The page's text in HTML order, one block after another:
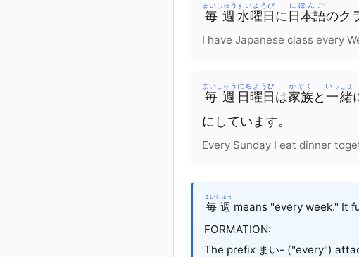
毎週
まいしゅう
水曜日
すいようび
に 日本語
にほんご
のク
I have Japanese class every
毎週
まいしゅう
日曜日
にちようび
は家族
かぞく
と 一緒
いっしょ
に しています。
Every Sunday I eat dinner
毎週
まいしゅう
means "every week." It
FORMATION:
The prefix まい- ("every")